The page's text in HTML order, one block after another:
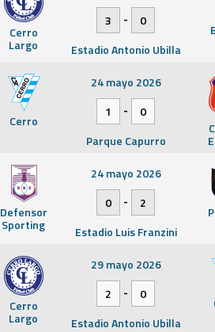
Cerro
Largo
3
-
0
Estadio Antonio Ubilla
Cerro
24 mayo 2026
1
-
0
Parque Capurro
Defensor
Sporting
24 mayo 2026
0
-
2
Estadio Luis Franzini
Cerro
Largo
29 mayo 2026
2
-
0
Estadio Antonio Ubilla